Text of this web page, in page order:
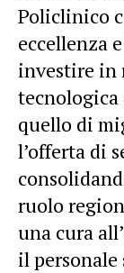
Policlinico
eccellenza
investire in
tecnologica
quello di
l’offerta di
ruolo
una cura
il